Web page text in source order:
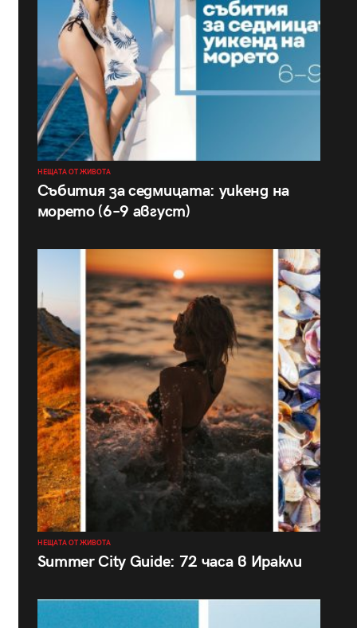
НЕЩАТА ОТ ЖИВОТА
Събития за седмицата: уикенд на
морето (6–9 август)
НЕЩАТА ОТ ЖИВОТА
Summer City Guide: 72 часа в Иракли